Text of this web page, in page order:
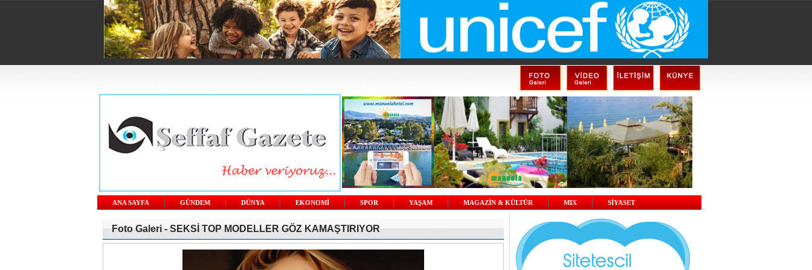
ANA SAYFA GÜNDEM DÜNYA EKONOMİ SPOR YAŞAM MAGAZİN & KÜLTÜR MIX SİYASET
Foto Galeri - SEKSİ TOP MODELLER GÖZ KAMAŞTIRIYOR